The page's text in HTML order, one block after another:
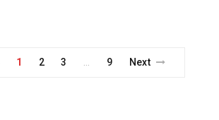
1 2 3 … 9 Next